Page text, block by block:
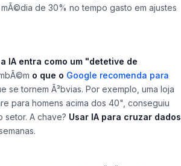
de 30% no tempo gasto em ajustes
IA entra como um "detetive de
o que o Google recomenda para
se tornem Ã³bvias. Por exemplo, uma loja
para homens acima dos 40", conseguiu
setor. A chave? Usar IA para cruzar dados